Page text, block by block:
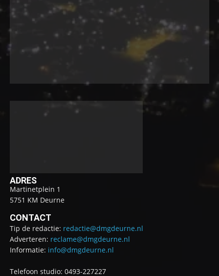
ADRES
Martinetplein 1
5751 KM Deurne
CONTACT
Tip de redactie: redactie@dmgdeurne.nl
Adverteren: reclame@dmgdeurne.nl
Informatie: info@dmgdeurne.nl
Telefoon studio: 0493-227227